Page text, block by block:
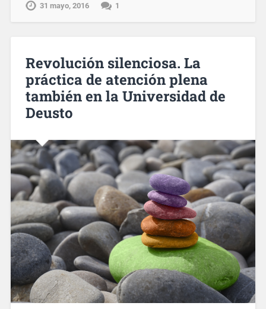
31 mayo, 2016 1
Revolución silenciosa. La
práctica de atención plena
también en la Universidad de
Deusto